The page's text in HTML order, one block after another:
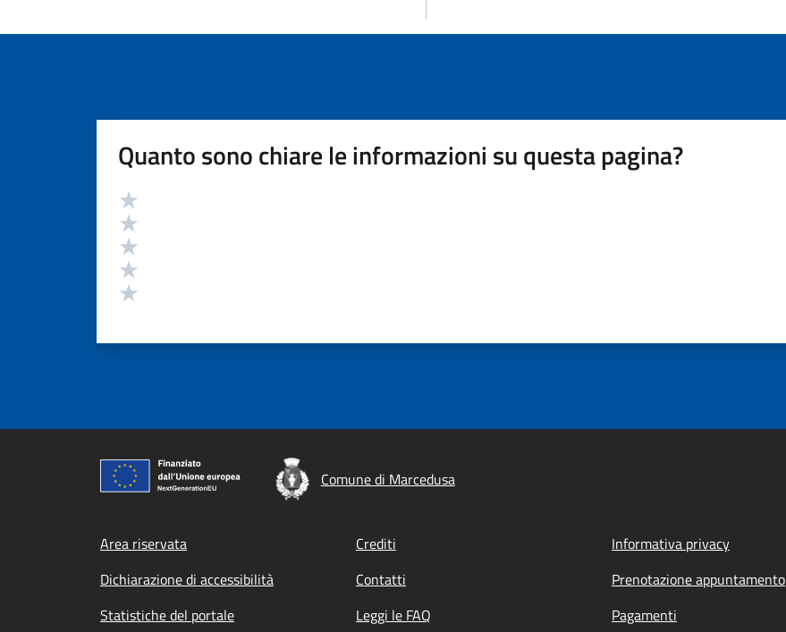
Quanto sono chiare le informazioni su questa pagina?
Valutazione
Comune di Marcedusa
Footer menu
Area riservata Crediti Informativa privacy
Dichiarazione di accessibilità
Contatti Prenotazione appuntamento
Statistiche del portale
Leggi le FAQ Pagamenti